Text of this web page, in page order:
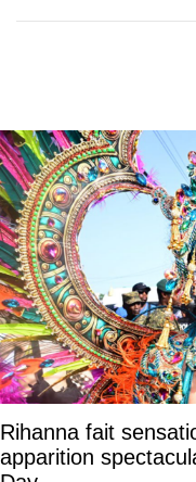
Rihanna fait
apparition